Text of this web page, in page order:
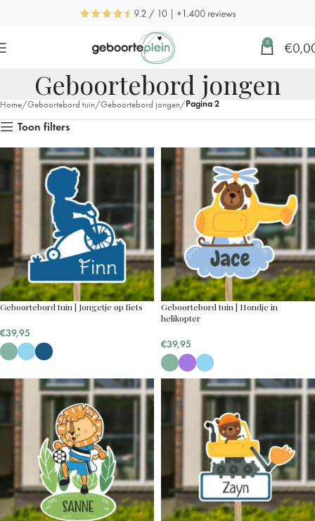
0 €
Geboortebord jongen
Home Geboortebord tuin Geboortebord jongen Pagina 2
Toon filters
Geboortebord tuin | Jongetje op fiets
€39,95
Geboortebord tuin | Hondje in
helikopter
€39,95